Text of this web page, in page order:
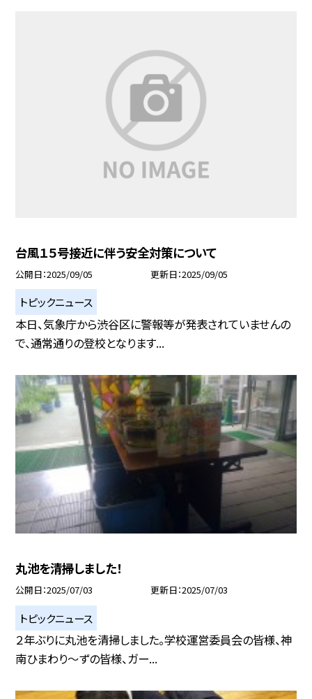
台風１５号接近に伴う安全対策について
公開日 2025/09/05 更新日 2025/09/05
トピックニュース
本日、気象庁から渋谷区に警報等が発表されていませんの
で、通常通りの登校となります...
丸池を清掃しました！
公開日 2025/07/03 更新日 2025/07/03
トピックニュース
２年ぶりに丸池を清掃しました。学校運営委員会の皆様、神
南ひまわり～ずの皆様、ガー...